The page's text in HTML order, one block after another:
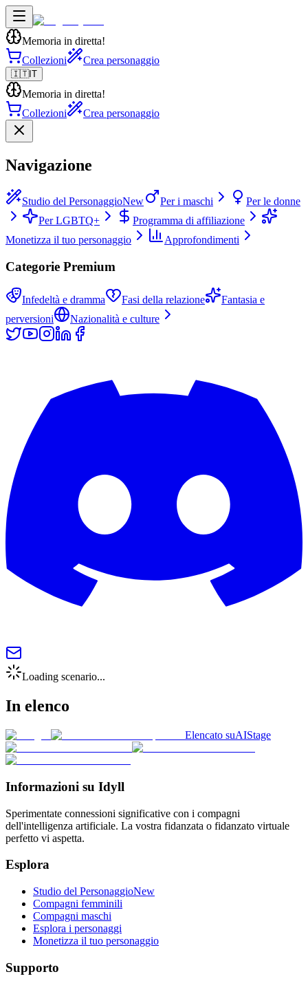
Memoria in diretta!
Collezioni
Crea personaggio
🇮🇹IT
Memoria in diretta!
Collezioni
Crea personaggio
Navigazione
Studio del PersonaggioNew Per i maschi
Per le donne
Per LGBTQ+
Programma di affiliazione
Monetizza il tuo personaggio
Approfondimenti
Categorie Premium
Infedeltà e dramma Fasi della relazione
Fantasia e
perversioni
Nazionalità e culture
Loading scenario...
In elenco
Elencato suAIStage
Informazioni su Idyll
Sperimentate connessioni significative con i compagni
dell'intelligenza artificiale. La vostra fidanzata o fidanzato virtuale
perfetto vi aspetta.
Esplora
Studio del PersonaggioNew
Compagni femminili
Compagni maschi
Esplora i personaggi
Monetizza il tuo personaggio
Supporto